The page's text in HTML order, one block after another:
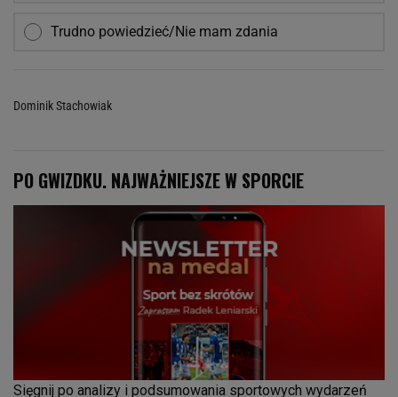
Trudno powiedzieć/Nie mam zdania
Dominik Stachowiak